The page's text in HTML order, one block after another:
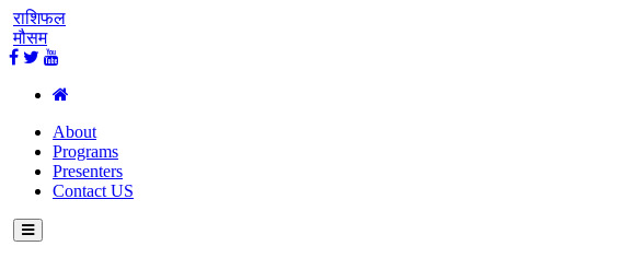
राशिफल
मौसम
About
Programs
Presenters
Contact US